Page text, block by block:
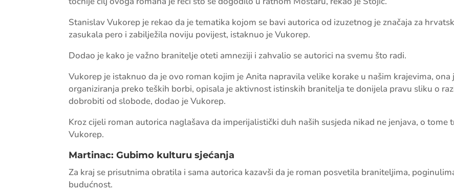
Stanislav Vukorep je rekao da je tematika kojom se bavi autorica od izuzetnog je značaja za
zasukala pero i zabilježila noviju povijest, istaknuo je Vukorep.
Dodao je kako je važno branitelje oteti amneziji i zahvalio se autorici na svemu što radi.
Vukorep je istaknuo da je ovo roman kojim je Anita napravila velike korake u našim krajevima,
organiziranja preko teških borbi, opisala je aktivnost istinskih branitelja te donijela pravu sliku o
dobrobiti od slobode, dodao je Vukorep.
Kroz cijeli roman autorica naglašava da imperijalistički duh naših susjeda nikad ne jenjava, o tome
Vukorep.
Martinac: Gubimo kulturu sjećanja
Za kraj se prisutnima obratila i sama autorica kazavši da je roman posvetila braniteljima,
budućnost.